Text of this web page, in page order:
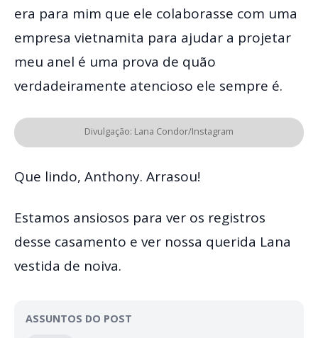
era para mim que ele colaborasse com uma
empresa vietnamita para ajudar a projetar
meu anel é uma prova de quão
verdadeiramente atencioso ele sempre é.
Divulgação: Lana Condor/Instagram
Que lindo, Anthony. Arrasou!
Estamos ansiosos para ver os registros
desse casamento e ver nossa querida Lana
vestida de noiva.
ASSUNTOS DO POST